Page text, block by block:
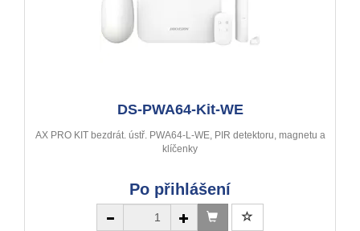
DS-PWA64-Kit-WE
AX PRO KIT bezdrát. ústř. PWA64-L-WE, PIR detektoru, magnetu a
klíčenky
Po přihlášení